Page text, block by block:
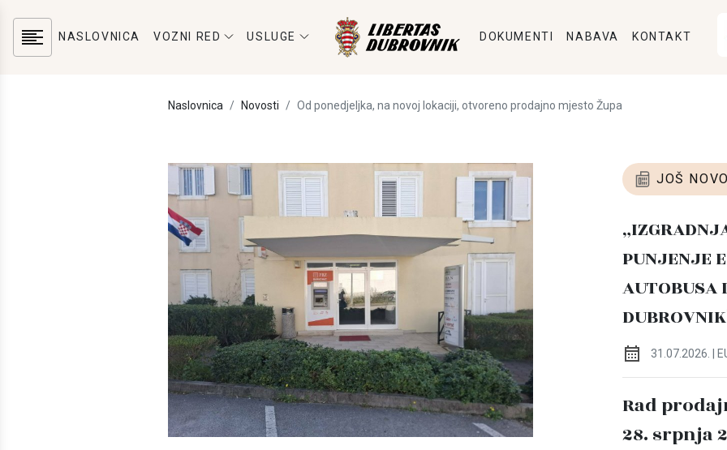
NASLOVNICA VOZNI RED USLUGE DOKUMENTI NABAVA KONTAKT
Naslovnica Novosti Od ponedjeljka, na novoj lokaciji, otvoreno prodajno mjesto Župa
JOŠ
PUNJENJE
AUTOBUSA
31.07.2026. |
Rad
28. srpnja